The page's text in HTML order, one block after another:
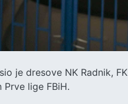
je dresove NK Radnik, FK
lige FBiH.